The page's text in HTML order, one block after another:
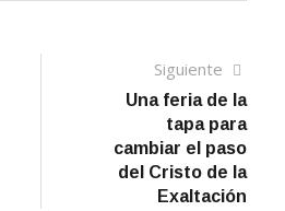
Siguiente
Una feria de la
tapa para
cambiar el paso
del Cristo de la
Exaltación